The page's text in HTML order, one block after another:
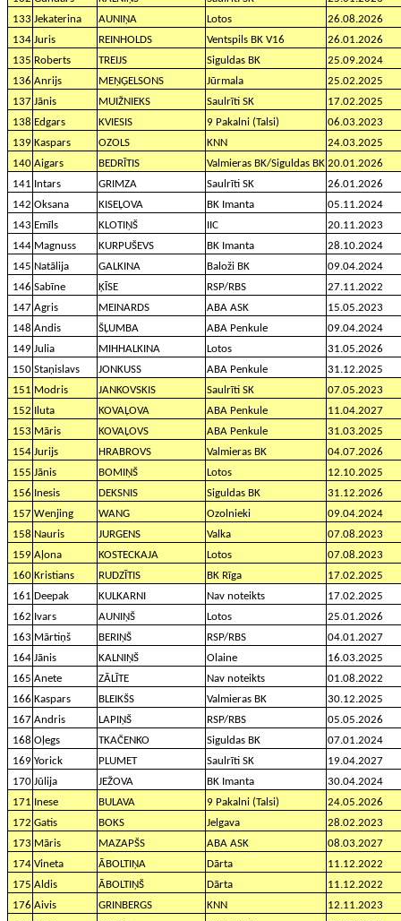
133 Jekaterina AUNIŅA Lotos
26.08.2026
134 Juris REINHOLDS Ventspils BK V16
26.01.2026
135 Roberts TREIJS Siguldas BK
25.09.2024
136 Anrijs MEŅĢELSONS Jūrmala
25.02.2025
137 Jānis MUIŽNIEKS Saulrīti SK
17.02.2025
138 Edgars KVIESIS 9 Pakalni (Talsi)
06.03.2023
139 Kaspars OZOLS KNN
24.03.2025
140 Aigars BEDRĪTIS Valmieras BK/Siguldas BK 20.01.2026
141 Intars GRIMZA Saulrīti SK
26.01.2026
142 Oksana KISEĻOVA BK Imanta
05.11.2024
143 Emīls KLOTIŅŠ IIC
20.11.2023
144 Magnuss KURPUŠEVS BK Imanta
28.10.2024
145 Natālija GALKINA Baloži BK
09.04.2024
146 Sabīne ĶĪSE RSP/RBS
27.11.2022
147 Agris MEINARDS ABA ASK
15.05.2023
148 Andis ŠĻUMBA ABA Penkule
09.04.2024
149 Julia MIHHALKINA Lotos
31.05.2026
150 Staņislavs JONKUSS ABA Penkule
31.12.2025
151 Modris JANKOVSKIS Saulrīti SK
07.05.2023
152 Iluta KOVAĻOVA ABA Penkule
11.04.2027
153 Māris KOVAĻOVS ABA Penkule
31.03.2025
154 Jurijs HRABROVS Valmieras BK
04.07.2026
155 Jānis BOMIŅŠ Lotos
12.10.2025
156 Inesis DEKSNIS Siguldas BK
31.12.2026
157 Wenjing WANG Ozolnieki
09.04.2024
158 Nauris JURGENS Valka
07.08.2023
159 Aļona KOSTECKAJA Lotos
07.08.2023
160 Kristians RUDZĪTIS BK Rīga
17.02.2025
161 Deepak KULKARNI Nav noteikts
17.02.2025
162 Ivars AUNIŅŠ Lotos
25.01.2026
163 Mārtiņš BERIŅŠ RSP/RBS
04.01.2027
164 Jānis KALNIŅŠ Olaine
16.03.2025
165 Anete ZĀLĪTE Nav noteikts
01.08.2022
166 Kaspars BLEIKŠS Valmieras BK
30.12.2025
167 Andris LAPIŅŠ RSP/RBS
05.05.2026
168 Oļegs TKAČENKO Siguldas BK
07.01.2024
169 Yorick PLUMET Saulrīti SK
19.04.2027
170 Jūlija JEŽOVA BK Imanta
30.04.2024
171 Inese BULAVA 9 Pakalni (Talsi)
24.05.2026
172 Gatis BOKS Jelgava
28.02.2023
173 Māris MAZAPŠS ABA ASK
08.03.2027
174 Vineta ĀBOLTIŅA Dārta
11.12.2022
175 Aldis ĀBOLTIŅŠ Dārta
11.12.2022
176 Aivis GRINBERGS KNN
12.11.2023